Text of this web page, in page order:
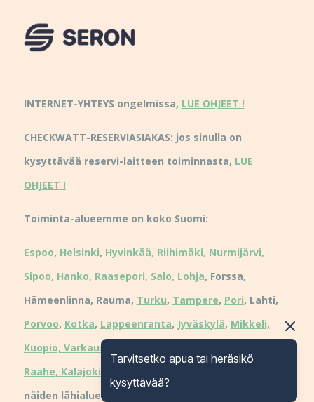
INTERNET-YHTEYS ongelmissa, LUE OHJEET !
CHECKWATT-RESERVIASIAKAS: jos sinulla on
kysyttävää reservi-laitteen toiminnasta, LUE
OHJEET !
Toiminta-alueemme on koko Suomi:
Espoo, Helsinki, Hyvinkää, Riihimäki, Nurmijärvi,
Sipoo, Hanko, Raasepori, Salo, Lohja, Forssa,
Hämeenlinna, Rauma, Turku, Tampere, Pori, Lahti,
Porvoo, Kotka, Lappeenranta, Jyväskylä, Mikkeli,
Kuopio, Varkaus
Raahe, Kalajoki
näiden lähialueet
Tarvitsetko apua tai heräsikö
kysyttävää?